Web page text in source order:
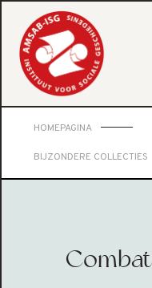
HOMEPAGINA
BIJZONDERE COLLECTIES
Combat